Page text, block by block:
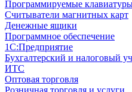
Программируемые
Считыватели магнитных карт
Денежные ящики
Программное обеспечение
1С:Предприятие
Бухгалтерский и налоговый
ИТС
Оптовая торговля
Розничная торговля и услуги